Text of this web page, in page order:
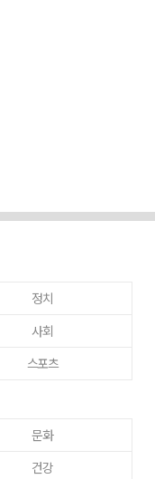
정치
사회
스포츠
문화
건강